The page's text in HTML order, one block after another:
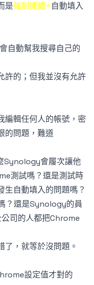
是強制連續+自動填入
自動幫我搜尋自己的
許的；但我並沒有允許
編輯任何人的帳號，密
的問題，難道
Synology會履次讓他
測試嗎？還是測試時
生自動填入的問題嗎？
？還是Synology的員
司的人都把Chrome
了，就等於沒問題。
設定值才對的